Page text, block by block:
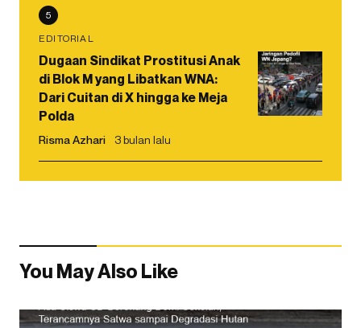
5
EDITORIAL
Dugaan Sindikat Prostitusi Anak
di Blok M yang Libatkan WNA:
Dari Cuitan di X hingga ke Meja
Polda
Risma Azhari 3 bulan lalu
You May Also Like